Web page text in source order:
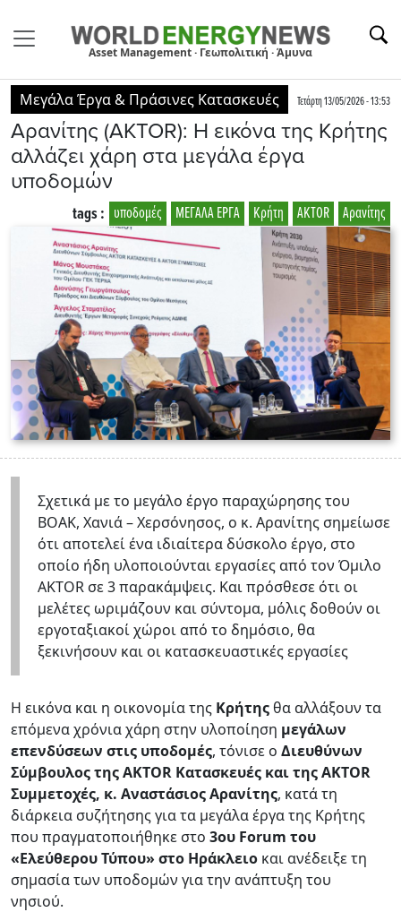
Asset Management · Γεωπολιτική · Άμυνα
Μεγάλα Έργα & Πράσινες Κατασκευές Τετάρτη 13/05/2026 - 13:53
Αρανίτης (ΑΚΤΟR): Η εικόνα της Κρήτης
αλλάζει χάρη στα μεγάλα έργα
υποδομών
Αρανίτης
AKTOR
Κρήτη
ΜΕΓΑΛΑ ΕΡΓΑ
υποδομές
tags :
Σχετικά με το μεγάλο έργο παραχώρησης του
ΒΟΑΚ, Χανιά – Χερσόνησος, ο κ. Αρανίτης σημείωσε
ότι αποτελεί ένα ιδιαίτερα δύσκολο έργο, στο
οποίο ήδη υλοποιούνται εργασίες από τον Όμιλο
ΑKTOR σε 3 παρακάμψεις. Και πρόσθεσε ότι οι
μελέτες ωριμάζουν και σύντομα, μόλις δοθούν οι
εργοταξιακοί χώροι από το δημόσιο, θα
ξεκινήσουν και οι κατασκευαστικές εργασίες
Η εικόνα και η οικονομία της Κρήτηςθα αλλάξουν τα
επόμενα χρόνια χάρη στην υλοποίηση μεγάλων
επενδύσεων στις υποδομές, τόνισε ο Διευθύνων
Σύμβουλος της AKTOR Κατασκευές και της AKTOR
Συμμετοχές, κ. ΑναστάσιοςΑρανίτης, κατά τη
διάρκεια συζήτησης για τα μεγάλα έργα της Κρήτης
που πραγματοποιήθηκε στο 3ου Forum του
«Ελεύθερου Τύπου» στο Ηράκλειο και ανέδειξε τη
σημασία των υποδομών για την ανάπτυξη του
νησιού.